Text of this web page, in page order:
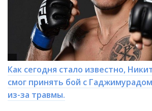
Как сегодня стало известно,
смог принять бой с
из-за травмы.